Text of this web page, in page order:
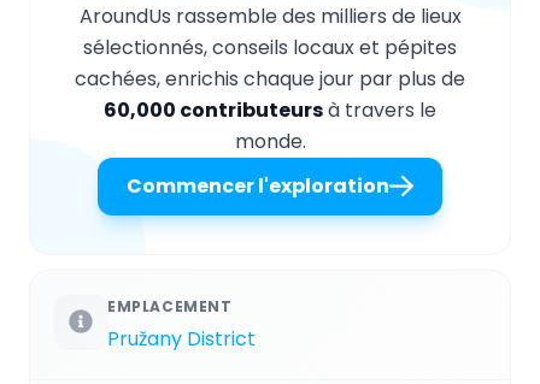
AroundUs rassemble des milliers de lieux
sélectionnés, conseils locaux et pépites
cachées, enrichis chaque jour par plus de
60,000 contributeursà travers le
monde.
Commencer l'exploration
EMPLACEMENT
Pružany District